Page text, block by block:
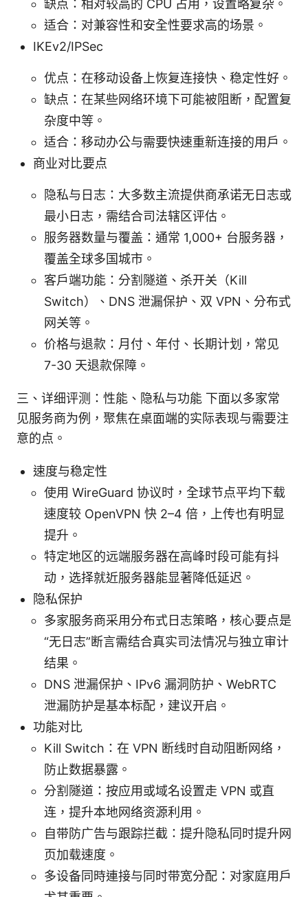
缺点：相对较高的 CPU 占用，设置略复杂。
适合：对兼容性和安全性要求高的场景。
IKEv2/IPSec
优点：在移动设备上恢复连接快、稳定性好。
缺点：在某些网络环境下可能被阻断，配置复
杂度中等。
适合：移动办公与需要快速重新连接的用户。
商业对比要点
隐私与日志：大多数主流提供商承诺无日志或
最小日志，需结合司法辖区评估。
服务器数量与覆盖：通常 1,000+ 台服务器，
覆盖全球多国城市。
客户端功能：分割隧道、杀开关（Kill
Switch）、DNS 泄漏保护、双 VPN、分布式
网关等。
价格与退款：月付、年付、长期计划，常见
7-30 天退款保障。
三、详细评测：性能、隐私与功能 下面以多家常
见服务商为例，聚焦在桌面端的实际表现与需要注
意的点。
速度与稳定性
使用 WireGuard 协议时，全球节点平均下载
速度较 OpenVPN 快 2–4 倍，上传也有明显
提升。
特定地区的远端服务器在高峰时段可能有抖
动，选择就近服务器能显著降低延迟。
隐私保护
多家服务商采用分布式日志策略，核心要点是
“无日志”断言需结合真实司法情况与独立审计
结果。
DNS 泄漏保护、IPv6 漏洞防护、WebRTC
泄漏防护是基本标配，建议开启。
功能对比
Kill Switch：在 VPN 断线时自动阻断网络，
防止数据暴露。
分割隧道：按应用或域名设置走 VPN 或直
连，提升本地网络资源利用。
自带防广告与跟踪拦截：提升隐私同时提升网
页加载速度。
多设备同時連接与同时带宽分配：对家庭用户